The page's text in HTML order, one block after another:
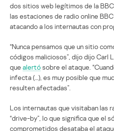
dos sitios web legítimos de la
las estaciones de radio online
atacando a los internautas con
“Nunca pensamos que un sitio
códigos maliciosos”, dijo dijo Carl
que alertósobre el ataque.
infecta (…), es muy posible que
resulten afectadas”.
Los internautas que visitaban las
“drive-by”, lo que significa que el
comprometidos desataba el